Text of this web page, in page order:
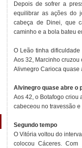
Depois de sofrer a
equilibrar as ações do
cabeça de Dinei, que
caminho e a bola bateu
O Leão tinha
Aos 32, Marcinho
Alivnegro Carioca quase
Alvinegro quase abre o
Aos 42, o Botafogo criou
cabeceou no travessão
Segundo tempo
O Vitória voltou do
colocou Cáceres.